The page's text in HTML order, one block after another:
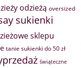
odzieżą oversized
sukienki
sklepu
tanie sukienki do 50 zł
świąteczne